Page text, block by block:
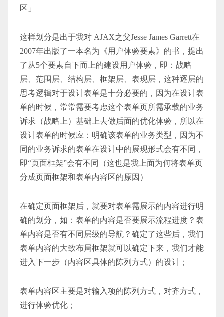
区」
这样划分是出于我对 AJAX之父Jesse James Garrett在
2007年出版了一本名为《用户体验要素》的书，提出
了从5个要素自下而上的建设用户体验，即：战略
层、范围层、结构层、框架层、表现层，这种逐层的
思考逻辑对于设计表单是十分必要的，因为在设计表
单的时候，常常需要考虑这个表单页所需承载的业务
诉求（战略上）基础上去做后面的优化体验，所以在
设计表单的时候应：明确该表单的业务类型，因为不
同的业务诉求的表单在设计中的展现形式会有不同，
即“页面框架”会有不同（这也是我上面为何将表单页
分成页面框架和表单内容区的原因）
在确定页面框架后，就要对表单需展示的内容进行明
确的划分，如：表单的内容是否要展示流程进度？表
单内容是否有不同层级的导航 ？确定了这些后，我们
表单内容的大致布局框架就可以确定下来，我们才能
进入下一步（内容区具体的陈列方式）的设计；
表单内容区主要是对输入项的陈列方式，对齐方式，
进行体验优化；